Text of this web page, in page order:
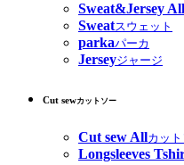
Sweat&Jersey All
Sweatスウェット
parkaパーカ
Jerseyジャージ
Cut sewカットソー
Cut sew Allカッ
Longsleeves